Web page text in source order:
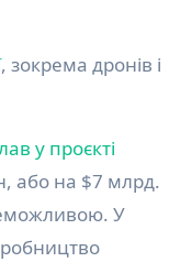
, зокрема дронів і
у проєкті
або на $7 млрд.
У